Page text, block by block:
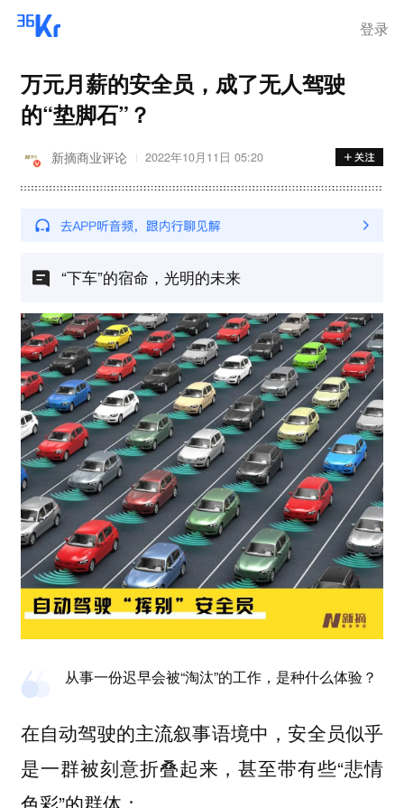
登录
万元月薪的安全员，成了无人驾驶
的“垫脚石”？
新摘商业评论 2022年10月11日 05:20
“下车”的宿命，光明的未来
从事一份迟早会被“淘汰”的工作，是种什么体验？
在自动驾驶的主流叙事语境中，安全员似乎
是一群被刻意折叠起来，甚至带有些“悲情
色彩”的群体：